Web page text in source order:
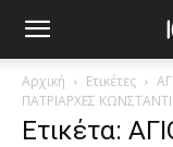
Αρχική Ετικέτες
ΠΑΤΡΙΑΡΧΕΣ
Ετικέτα: